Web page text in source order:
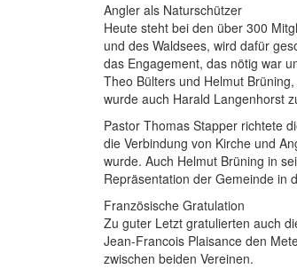
Angler als Naturschützer
Heute steht bei den über 300
und des Waldsees, wird dafür
das Engagement, das nötig war
Theo Bülters und Helmut
wurde auch Harald Langenhorst
Pastor Thomas Stapper richtete
die Verbindung von Kirche und
wurde. Auch Helmut Brüning in
Repräsentation der Gemeinde in
Französische Gratulation
Zu guter Letzt gratulierten auch
Jean-Francois Plaisance den
zwischen beiden Vereinen.